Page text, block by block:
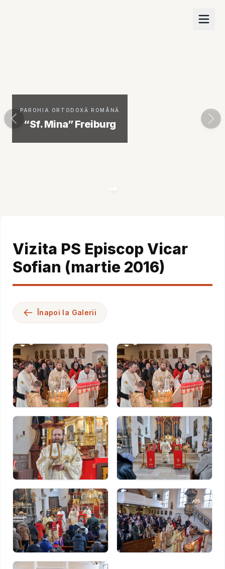
PAROHIA ORTODOXĂ ROMÂNĂ
“Sf. Mina” Freiburg
Vizita PS Episcop Vicar
Sofian (martie 2016)
Înapoi la Galerii